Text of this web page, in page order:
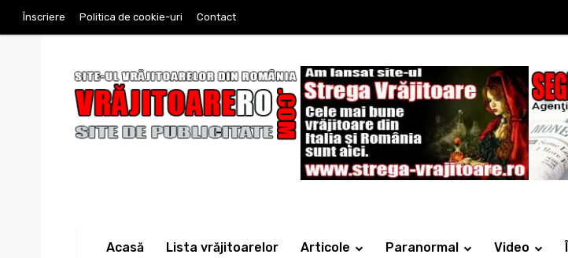
Înscriere Politica de cookie-uri Contact
Acasă Lista vrăjitoarelor Articole Paranormal Video